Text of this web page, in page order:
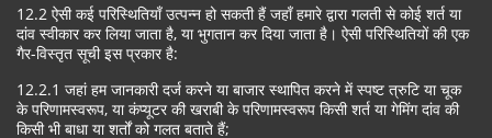
12.2 ऐसी कई परिस्थितियाँ उत्पन्न हो सकती हैं जहाँ हमारे द्वारा गलती से कोई शर्त या
दांव स्वीकार कर लिया जाता है, या भुगतान कर दिया जाता है। ऐसी परिस्थितियों की एक
गैर-विस्तृत सूची इस प्रकार है:
12.2.1 जहां हम जानकारी दर्ज करने या बाजार स्थापित करने में स्पष्ट त्रुटि या चूक
के परिणामस्वरूप, या कंप्यूटर की खराबी के परिणामस्वरूप किसी शर्त या गेमिंग दांव की
किसी भी बाधा या शर्तों को गलत बताते हैं;